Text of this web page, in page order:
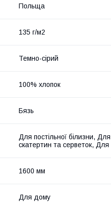
Польща
135 г/м2
Темно-сірий
100% хлопок
Бязь
Для постільної білизни,
скатертин та серветок, Для
1600 мм
Для дому